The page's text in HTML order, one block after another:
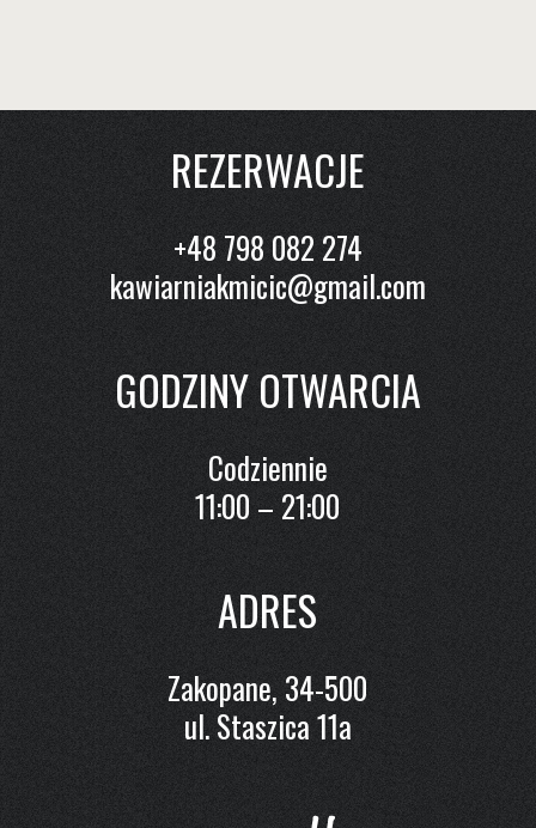
REZERWACJE
+48 798 082 274
kawiarniakmicic@gmail.com
GODZINY OTWARCIA
Codziennie
11:00 – 21:00
ADRES
Zakopane, 34-500
ul. Staszica 11a